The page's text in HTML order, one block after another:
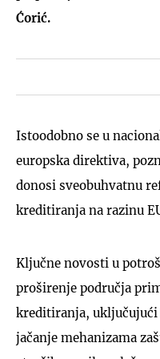
Ćorić.
Istoodobno se u
europska direktiva,
donosi sveobuhvatnu
kreditiranja na razinu
Ključne novosti u
proširenje područja
kreditiranja, uključujući
jačanje mehanizama